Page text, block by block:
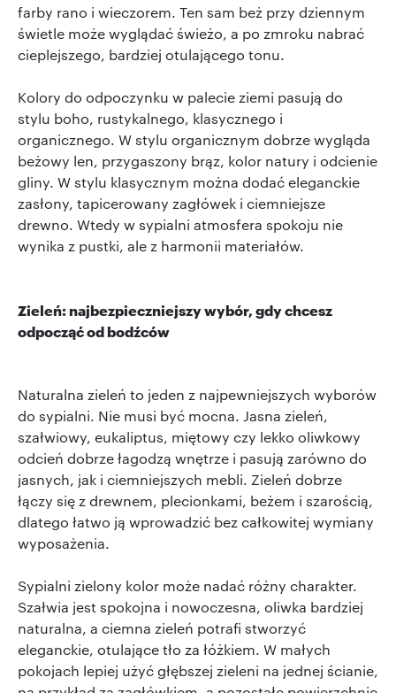
farby rano i wieczorem. Ten sam beż przy dziennym
świetle może wyglądać świeżo, a po zmroku nabrać
cieplejszego, bardziej otulającego tonu.
Kolory do odpoczynku w palecie ziemi pasują do
stylu boho, rustykalnego, klasycznego i
organicznego. W stylu organicznym dobrze wygląda
beżowy len, przygaszony brąz, kolor natury i odcienie
gliny. W stylu klasycznym można dodać eleganckie
zasłony, tapicerowany zagłówek i ciemniejsze
drewno. Wtedy w sypialni atmosfera spokoju nie
wynika z pustki, ale z harmonii materiałów.
Zieleń: najbezpieczniejszy wybór, gdy chcesz
odpocząć od bodźców
Naturalna zieleń to jeden z najpewniejszych wyborów
do sypialni. Nie musi być mocna. Jasna zieleń,
szałwiowy, eukaliptus, miętowy czy lekko oliwkowy
odcień dobrze łagodzą wnętrze i pasują zarówno do
jasnych, jak i ciemniejszych mebli. Zieleń dobrze
łączy się z drewnem, plecionkami, beżem i szarością,
dlatego łatwo ją wprowadzić bez całkowitej wymiany
wyposażenia.
Sypialni zielony kolor może nadać różny charakter.
Szałwia jest spokojna i nowoczesna, oliwka bardziej
naturalna, a ciemna zieleń potrafi stworzyć
eleganckie, otulające tło za łóżkiem. W małych
pokojach lepiej użyć głębszej zieleni na jednej ścianie,